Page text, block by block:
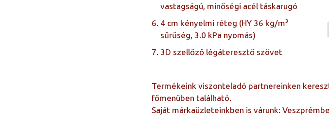
vastagságú, minőségi acél táskarugó
4 cm kényelmi réteg (HY 36 kg/m³
sűrűség, 3.0 kPa nyomás)
3D szellőző légáteresztő szövet
Termékeink viszonteladó partnereinken
főmenüben található.
Saját márkaüzleteinkben is várunk: